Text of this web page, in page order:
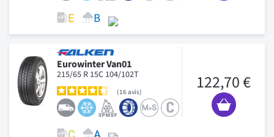
Eurowinter Van01
215/65 R 15C 104/102T
16avis 122,70 €